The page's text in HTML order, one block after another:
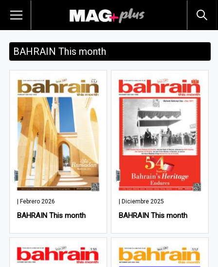
BAHRAIN This month
| Febrero 2026
BAHRAIN This month
| Diciembre 2025
BAHRAIN This month